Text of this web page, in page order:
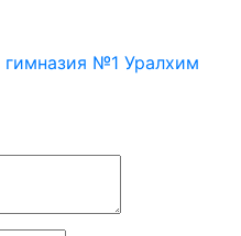
гимназия №1 Уралхим